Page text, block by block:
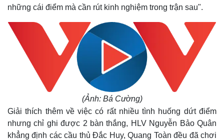
những cái điểm mà cần rút kinh nghiệm trong trận sau".
(Ảnh: Bá Cường)
Giải thích thêm về việc có rất nhiều tình huống dứt điểm
nhưng chỉ ghi được 2 bàn thắng, HLV Nguyễn Bảo Quân
khẳng định các cầu thủ Đắc Huy, Quang Toàn đều đã chơi